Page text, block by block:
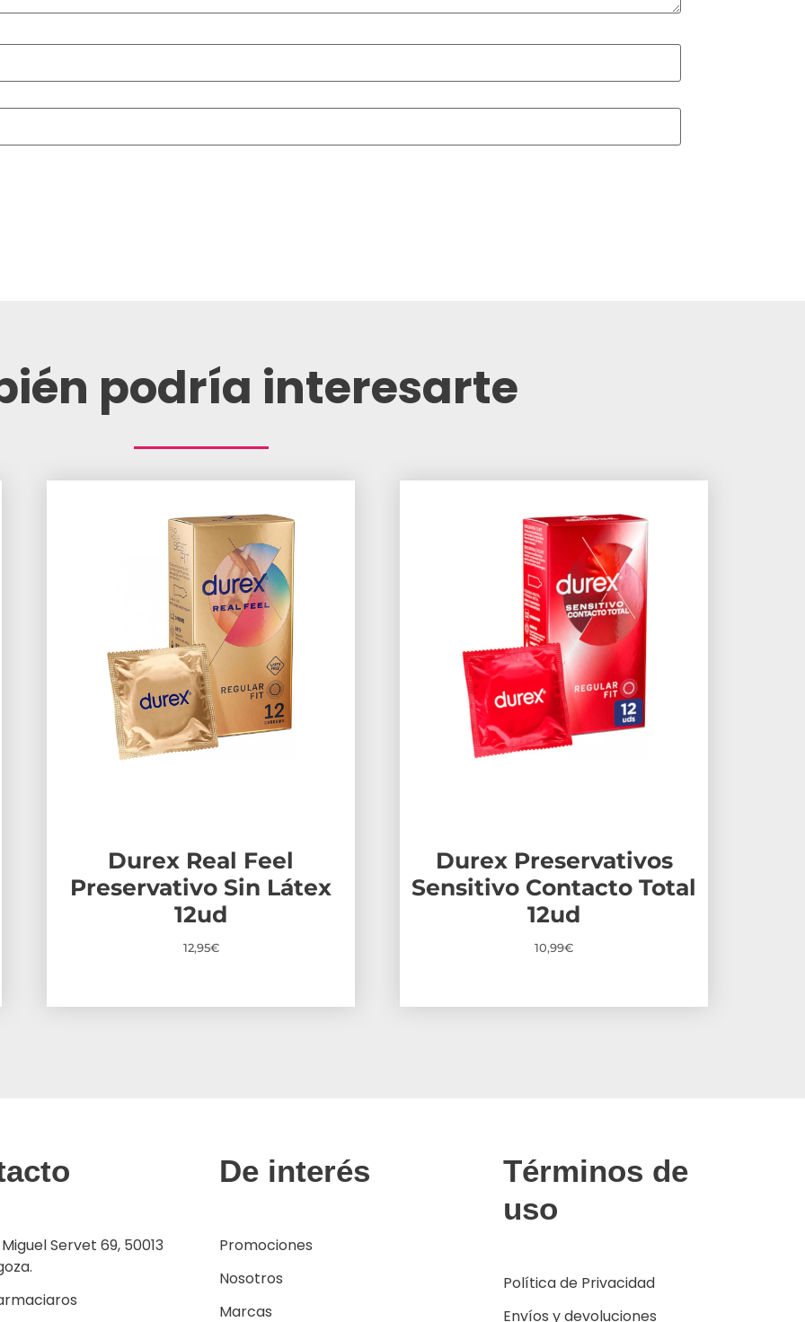
podría interesarte
Durex Real Feel
Preservativo Sin Látex
12ud
12,95€
Durex Preservativos
Sensitivo Contacto Total
12ud
10,99€
Servet 69, 50013
De interés
Promociones
Nosotros
Marcas
Términos de
uso
Política de Privacidad
Envíos y devoluciones